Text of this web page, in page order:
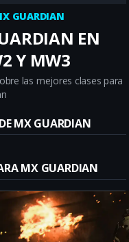
GUARDIAN
EN
Y MW3
las mejores clases para
MX GUARDIAN
MX GUARDIAN